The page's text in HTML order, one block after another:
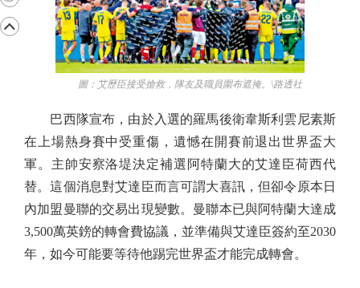
圖：艾歷臣接受搶救，隊友及職員圍布遮掩。\路透社
巴西隊宣布，由於入選的羅馬後衛韋斯利雲尼素斯
在上場熱身賽中受重傷，遺憾在開賽前退出世界盃大
軍。主帥安察洛堤決定補選阿特蘭大的艾達臣荷西代
替。這個消息對艾達臣而言可謂大喜訊，但卻令原本日
內加盟曼聯的交易出現變數。曼聯本已與阿特蘭大達成
3,500萬英鎊的轉會費協議，並準備與艾達臣簽約至2030
年，如今可能要等待他踢完世界盃才能完成轉會。